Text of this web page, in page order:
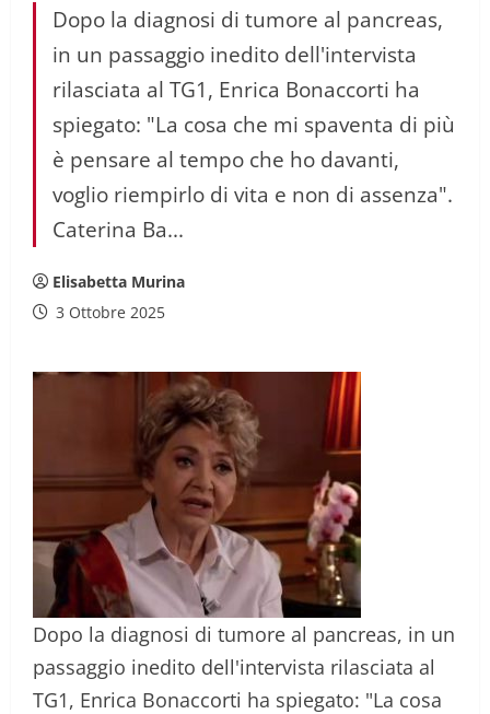
Dopo la diagnosi di tumore al pancreas,
in un passaggio inedito dell'intervista
rilasciata al TG1, Enrica Bonaccorti ha
spiegato: "La cosa che mi spaventa di più
è pensare al tempo che ho davanti,
voglio riempirlo di vita e non di assenza".
Caterina Ba...
Elisabetta Murina
3 Ottobre 2025
Dopo la diagnosi di tumore al pancreas, in un
passaggio inedito dell'intervista rilasciata al
TG1, Enrica Bonaccorti ha spiegato: "La cosa